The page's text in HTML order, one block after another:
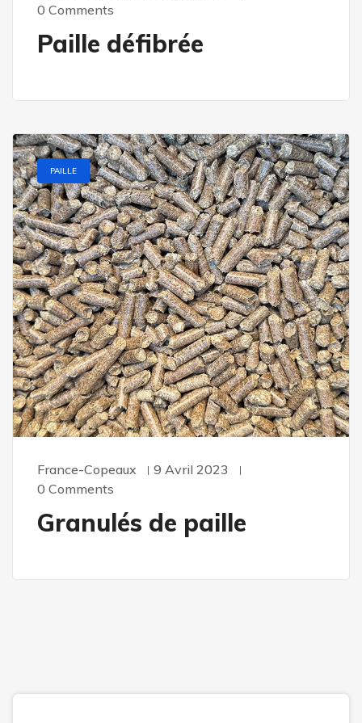
0 Comments
Paille défibrée
PAILLE
France-Copeaux
9 Avril 2023
0 Comments
Granulés de paille